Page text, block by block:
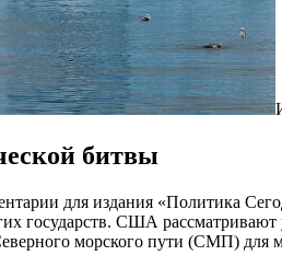
битвы
для издания «Политика
государств. США
морского пути (СМП) для